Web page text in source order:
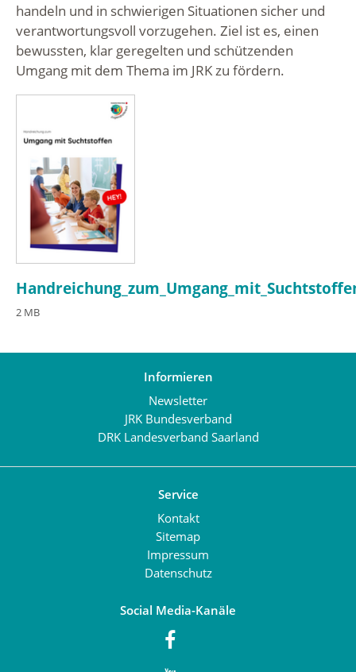
handeln und in schwierigen Situationen sicher und
verantwortungsvoll vorzugehen. Ziel ist es, einen
bewussten, klar geregelten und schützenden
Umgang mit dem Thema im JRK zu fördern.
2 MB
Informieren
Newsletter
JRK Bundesverband
DRK Landesverband Saarland
Service
Kontakt
Sitemap
Impressum
Datenschutz
Social Media-Kanäle